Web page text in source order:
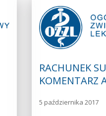
RACHUNEK
KOMENTARZ
5 października 2017